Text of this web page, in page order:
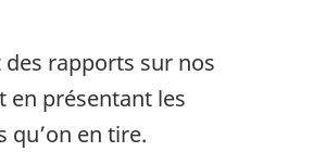
rapports sur nos
en présentant les
qu’on en tire.